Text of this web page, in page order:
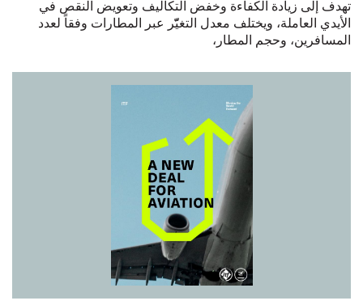
تهدف إلى زيادة الكفاءة وخفض التكاليف وتعويض النقص في
الأيدي العاملة، ويختلف معدل التغيّّر عبر المطارات وفقاً لعدد
المسافرين، وحجم المطار،